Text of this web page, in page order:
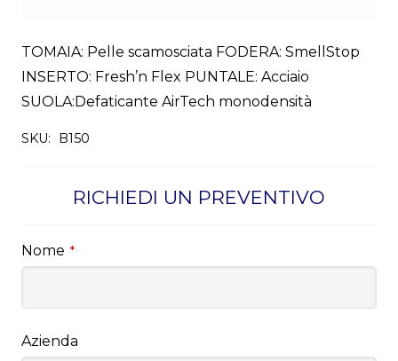
TOMAIA: Pelle scamosciata FODERA: SmellStop
INSERTO: Fresh’n Flex PUNTALE: Acciaio
SUOLA:Defaticante AirTech monodensità
SKU: B150
RICHIEDI UN PREVENTIVO
Nome *
Azienda